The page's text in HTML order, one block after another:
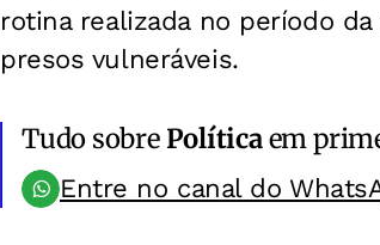
rotina realizada no período
presos vulneráveis.
Tudo sobrePolíticaem
Entre no canal do